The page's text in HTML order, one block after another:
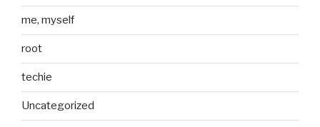
me, myself
root
techie
Uncategorized